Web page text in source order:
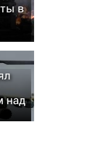
в
над